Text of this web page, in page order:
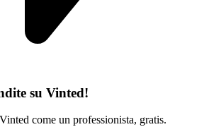
su Vinted!
come un professionista, gratis.